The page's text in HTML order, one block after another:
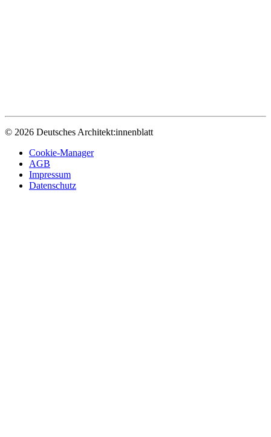
© 2026 Deutsches Architekt:innenblatt
Cookie-Manager
AGB
Impressum
Datenschutz